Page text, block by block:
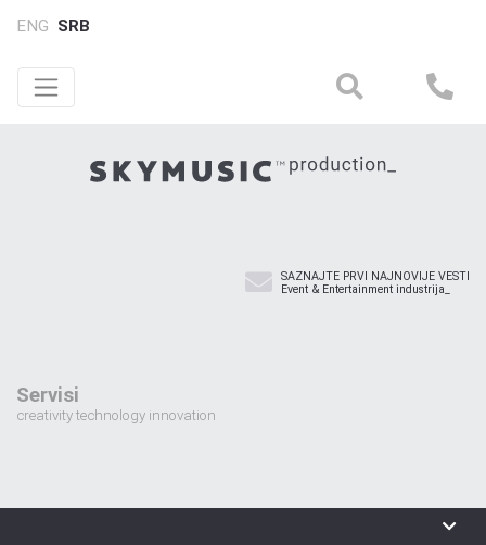
ENG SRB
SAZNAJTE PRVI NAJNOVIJE VESTI
Event & Entertainment industrija_
Servisi
creativity technology innovation